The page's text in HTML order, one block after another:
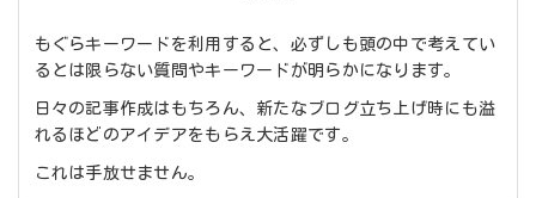
もぐらキーワードを利用すると、必ずしも頭の中で考えてい
るとは限らない質問やキーワードが明らかになります。
日々の記事作成はもちろん、新たなブログ立ち上げ時にも溢
れるほどのアイデアをもらえ大活躍です。
これは手放せません。